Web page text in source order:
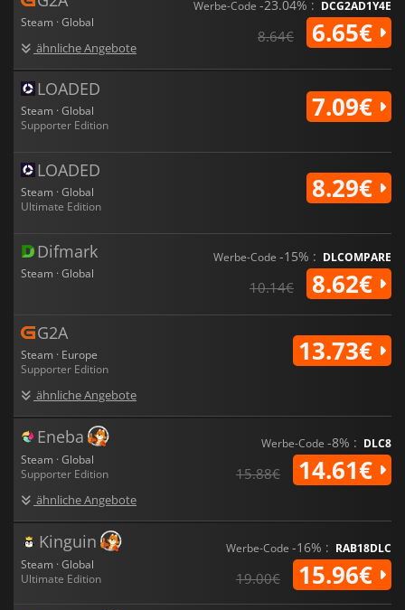
Steam · Global
ähnliche Angebote
Werbe-Code -23.04% : DCG2AD1Y4E
8.64€ 6.65€
LOADED
Steam · Global
Supporter Edition
7.09€
LOADED
Steam · Global
Ultimate Edition
8.29€
Difmark
Steam · Global
Werbe-Code -15% : DLCOMPARE
10.14€ 8.62€
G2A
Steam · Europe
Supporter Edition
ähnliche Angebote
13.73€
Eneba
Steam · Global
Supporter Edition
ähnliche Angebote
Werbe-Code -8% : DLC8
15.88€ 14.61€
Kinguin
Steam · Global
Ultimate Edition
Werbe-Code -16% : RAB18DLC
19.00€ 15.96€